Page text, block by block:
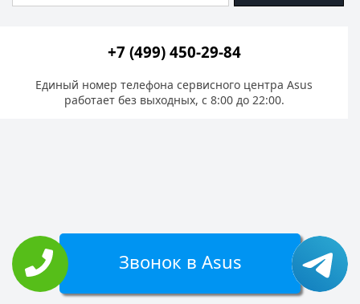
+7 (499) 450-29-84
Единый номер телефона сервисного центра Asus
работает без выходных, с 8:00 до 22:00.
Звонок в Asus